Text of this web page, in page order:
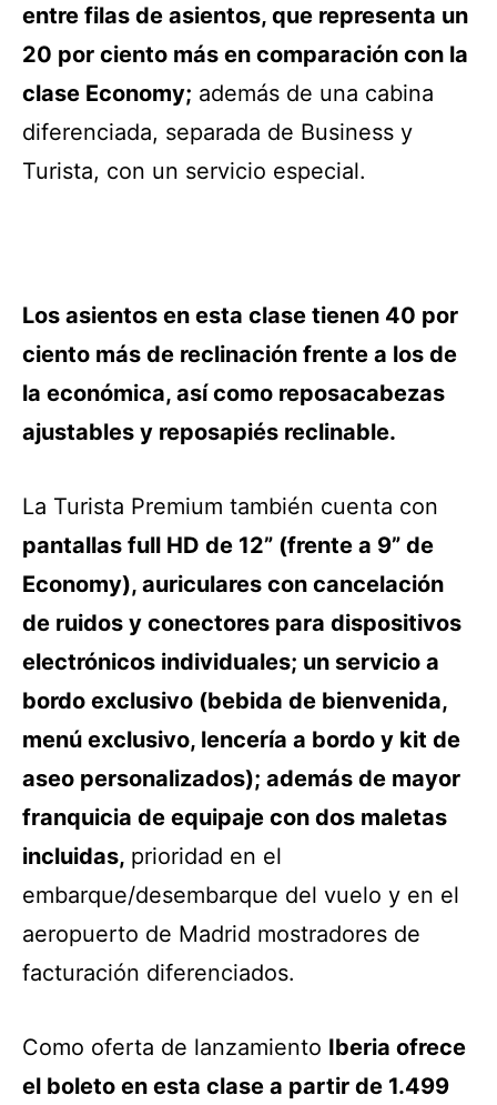
entre filas de asientos, que representa un
20 por ciento más en comparación con la
clase Economy; además de una cabina
diferenciada, separada de Business y
Turista, con un servicio especial.
Los asientos en esta clase tienen 40 por
ciento más de reclinación frente a los de
la económica, así como reposacabezas
ajustables y reposapiés reclinable.
La Turista Premium también cuenta con
pantallas full HD de 12” (frente a 9” de
Economy), auriculares con cancelación
de ruidos y conectores para dispositivos
electrónicos individuales; un servicio a
bordo exclusivo (bebida de bienvenida,
menú exclusivo, lencería a bordo y kit de
aseo personalizados); además de mayor
franquicia de equipaje con dos maletas
incluidas, prioridad en el
embarque/desembarque del vuelo y en el
aeropuerto de Madrid mostradores de
facturación diferenciados.
Como oferta de lanzamiento Iberia ofrece
el boleto en esta clase a partir de 1.499